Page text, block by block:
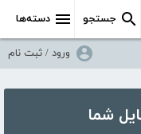
دسته‌ها جستجو
ورود / ثبت نام